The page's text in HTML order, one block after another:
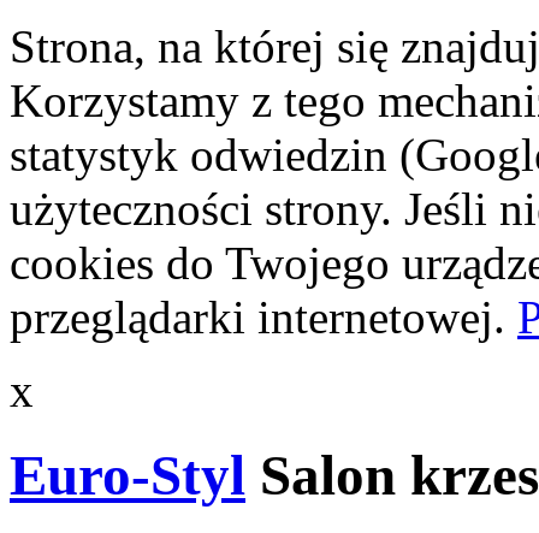
Strona, na której się
Korzystamy z tego
statystyk odwiedzin
użyteczności strony. Jeśli
cookies do Twojego
przeglądarki internetowej.
x
Euro-Styl Salon